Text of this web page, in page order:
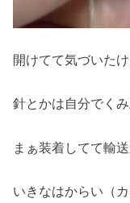
開けてて気づいた
針とかは自分でく
まぁ装着してて輸
いきなはからい（